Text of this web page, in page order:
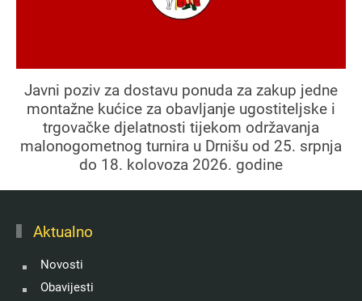
Javni poziv za dostavu ponuda za zakup jedne
montažne kućice za obavljanje ugostiteljske i
trgovačke djelatnosti tijekom održavanja
malonogometnog turnira u Drnišu od 25. srpnja
do 18. kolovoza 2026. godine
Aktualno
Novosti
Obavijesti